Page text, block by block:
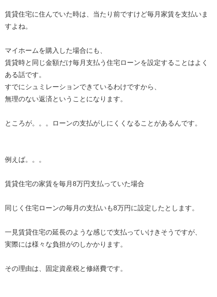
賃貸住宅に住んでいた時は、当たり前ですけど毎月家賃を支払いま
すよね。
マイホームを購入した場合にも、
賃貸時と同じ金額だけ毎月支払う住宅ローンを設定することはよく
ある話です。
すでにシュミレーションできているわけですから、
無理のない返済ということになります。
ところが。。。ローンの支払がしにくくなることがあるんです。
例えば。。。
賃貸住宅の家賃を毎月8万円支払っていた場合
同じく住宅ローンの毎月の支払いも8万円に設定したとします。
一見賃貸住宅の延長のような感じで支払っていけきそうですが、
実際には様々な負担がのしかかります。
その理由は、固定資産税と修繕費です。